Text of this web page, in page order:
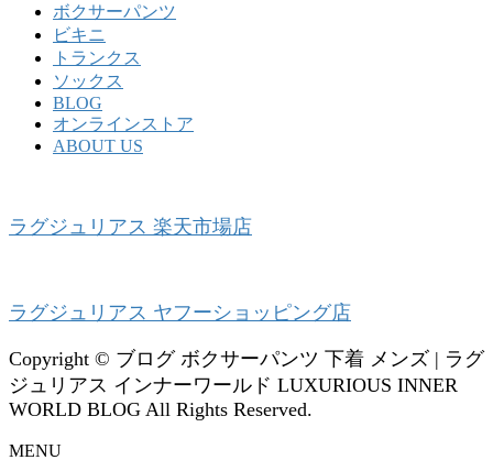
ボクサーパンツ
ビキニ
トランクス
ソックス
BLOG
オンラインストア
ABOUT US
ラグジュリアス 楽天市場店
ラグジュリアス ヤフーショッピング店
Copyright © ブログ ボクサーパンツ 下着 メンズ | ラグ
ジュリアス インナーワールド LUXURIOUS INNER
WORLD BLOG All Rights Reserved.
MENU